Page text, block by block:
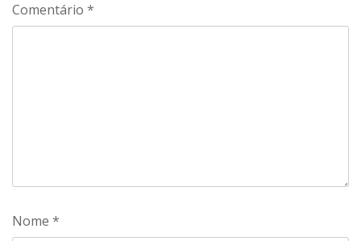
Comentário *
Nome *